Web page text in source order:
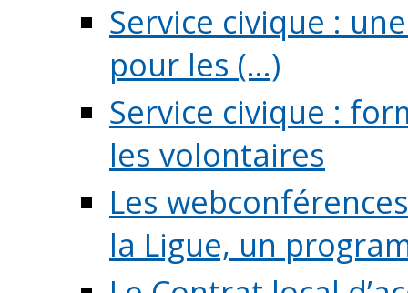
Service civique :
pour les (...)
Service civique :
les volontaires
Les
la Ligue, un